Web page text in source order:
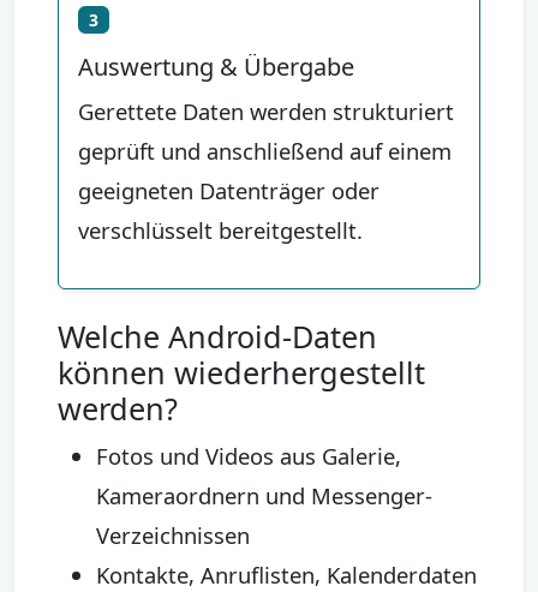
3
Auswertung & Übergabe
Gerettete Daten werden strukturiert
geprüft und anschließend auf einem
geeigneten Datenträger oder
verschlüsselt bereitgestellt.
Welche Android-Daten
können wiederhergestellt
werden?
Fotos und Videos aus Galerie,
Kameraordnern und Messenger-
Verzeichnissen
Kontakte, Anruflisten, Kalenderdaten